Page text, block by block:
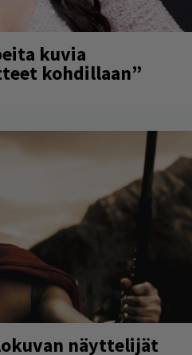
kuvia
kohdillaan”
näyttelijät